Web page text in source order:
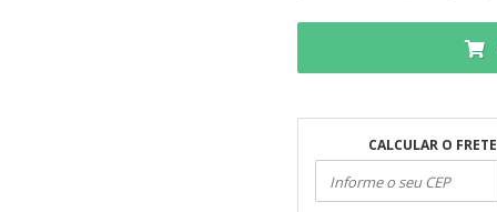
CALCULAR O FRETE